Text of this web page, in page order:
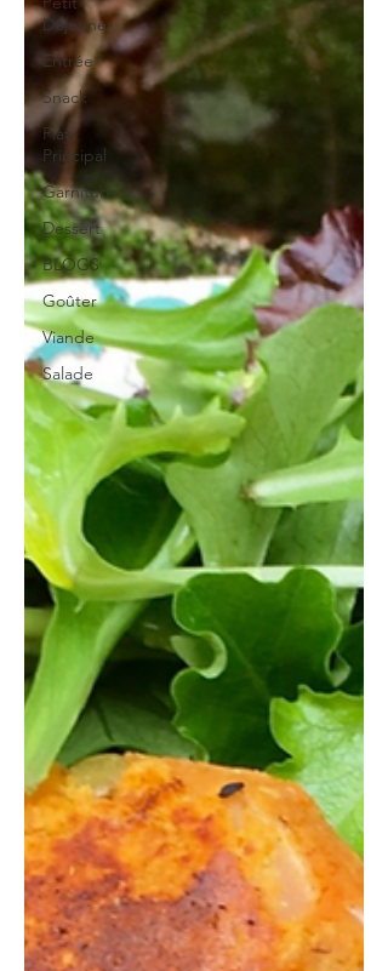
Déjeuner
Entrée
Snack
Plat
Principal
Garniture
Dessert
BLOGS
Goûter
Viande
Salade